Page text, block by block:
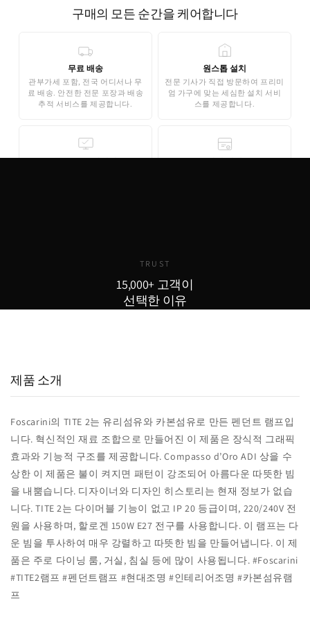
구매의 모든 순간을 케어합니다
무료 배송
관부가세 포함, 전국 어디서나 무
료 배송. 안전한 전문 포장과 배송
추적 서비스를 제공합니다.
원스톱 설치
전문 기사가 직접 방문하여 프리미
엄 가구에 맞는 세심한 설치 서비
스를 제공합니다.
TRUST
15,000+ 고객이
선택한 이유
제품 소개
Foscarini의 TITE 2는 유리섬유와 카본섬유로 만든 펜던트 램프입
니다. 혁신적인 재료 조합으로 만들어진 이 제품은 장식적 그래픽
효과와 기능적 구조를 제공합니다. Compasso d’Oro ADI 상을 수
상한 이 제품은 불이 켜지면 패턴이 강조되어 아름다운 따뜻한 빔
을 내뿜습니다. 디자이너와 디자인 히스토리는 현재 정보가 없습
니다. TITE 2는 다이머블 기능이 없고 IP 20 등급이며, 220/240V 전
원을 사용하며, 할로겐 150W E27 전구를 사용합니다. 이 램프는 다
운 빔을 투사하여 매우 강렬하고 따뜻한 빔을 만들어냅니다. 이 제
품은 주로 다이닝 룸, 거실, 침실 등에 많이 사용됩니다. #Foscarini
#TITE2램프 #펜던트램프 #현대조명 #인테리어조명 #카본섬유램
프